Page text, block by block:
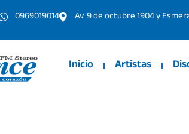
0969019014 Av. 9 de octubre 1904 y
Inicio Artistas